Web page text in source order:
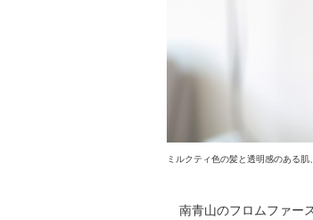
ミルクティ色の髪と透明感のある
南青山のフロムファー